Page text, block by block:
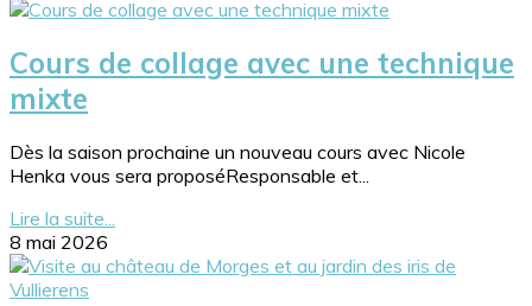
Cours de collage avec une technique
mixte
Dès la saison prochaine un nouveau cours avec Nicole
Henka vous sera proposéResponsable et...
Lire la suite...
8 mai 2026